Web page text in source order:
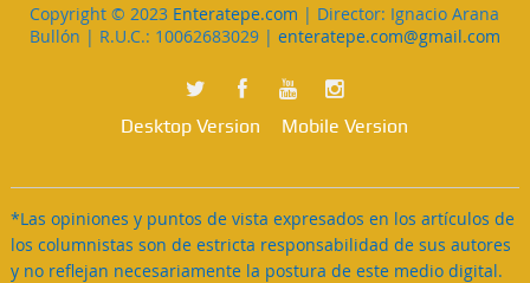
Copyright © 2023 Enteratepe.com | Director: Ignacio Arana
Bullón | R.U.C.: 10062683029 | enteratepe.com@gmail.com
Desktop Version Mobile Version
*Las opiniones y puntos de vista expresados en los artículos de
los columnistas son de estricta responsabilidad de sus autores
y no reflejan necesariamente la postura de este medio digital.